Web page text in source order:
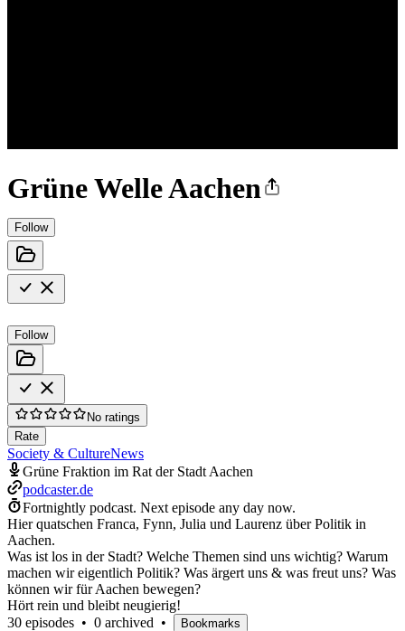
Grüne Welle Aachen
Follow
Follow
No ratings
Rate
Society & CultureNews
Grüne Fraktion im Rat der Stadt Aachen
podcaster.de
Fortnightly podcast. Next episode any day now.
Hier quatschen Franca, Fynn, Julia und Laurenz über Politik in
Aachen.
Was ist los in der Stadt? Welche Themen sind uns wichtig? Warum
machen wir eigentlich Politik? Was ärgert uns & was freut uns? Was
können wir für Aachen bewegen?
Hört rein und bleibt neugierig!
30 episodes • 0 archived • Bookmarks